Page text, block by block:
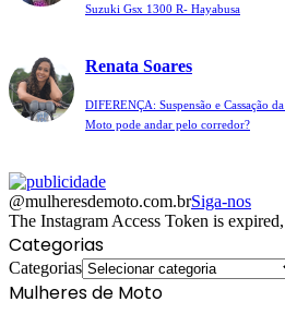
Suzuki Gsx 1300 R- Hayabusa
Renata Soares
DIFERENÇA: Suspensão e Cassação
Moto pode andar pelo corredor?
@mulheresdemoto.com.brSiga-nos
The Instagram Access Token is
Categorias
Categorias
Mulheres de Moto